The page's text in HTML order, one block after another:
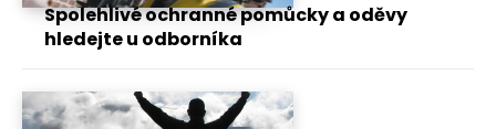
Spolehlivé ochranné pomůcky a oděvy
hledejte u odborníka